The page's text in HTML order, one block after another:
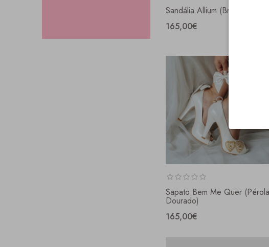
Sandália Allium (branco Prata)
165,00€
Sapato Bem Me Quer (pérola
Dourado)
165,00€